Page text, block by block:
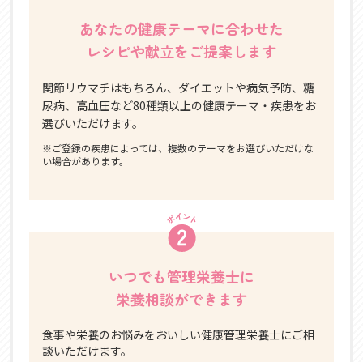
あなたの健康テーマに合わせた
レシピや献立をご提案します
関節リウマチはもちろん、ダイエットや病気予防、糖
尿病、高血圧など80種類以上の健康テーマ・疾患をお
選びいただけます。
※ご登録の疾患によっては、複数のテーマをお選びいただけな
い場合があります。
いつでも管理栄養士に
栄養相談ができます
食事や栄養のお悩みをおいしい健康管理栄養士にご相
談いただけます。